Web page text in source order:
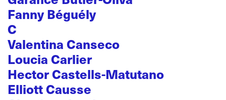
Fanny Béguély
C
Valentina Canseco
Loucia Carlier
Hector Castells-Matutano
Elliott Causse